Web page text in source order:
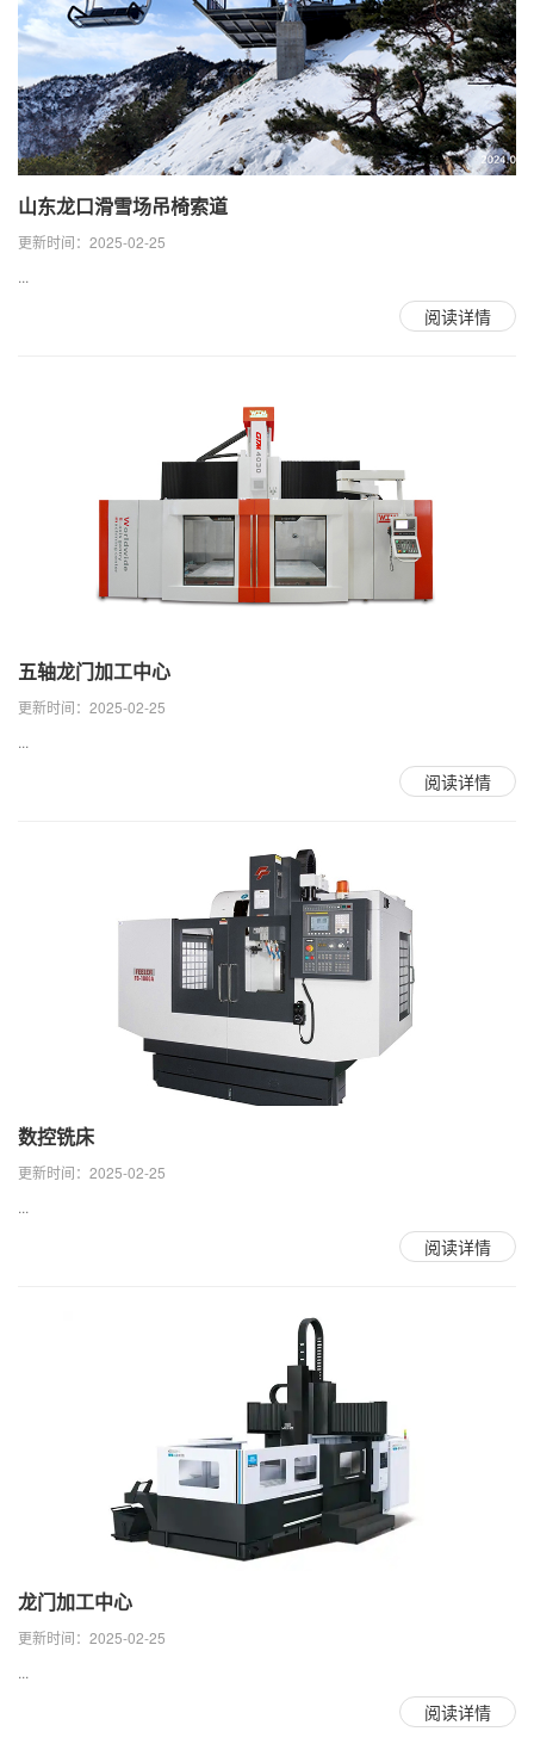
山东龙口滑雪场吊椅索道
更新时间：2025-02-25
...
阅读详情
五轴龙门加工中心
更新时间：2025-02-25
...
阅读详情
数控铣床
更新时间：2025-02-25
...
阅读详情
龙门加工中心
更新时间：2025-02-25
...
阅读详情